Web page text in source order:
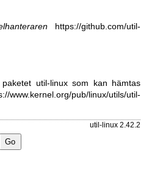
https://github.com/util-
util-linux som kan hämtas
www.kernel.org/pub/linux/utils/util-
util-linux 2.42.2